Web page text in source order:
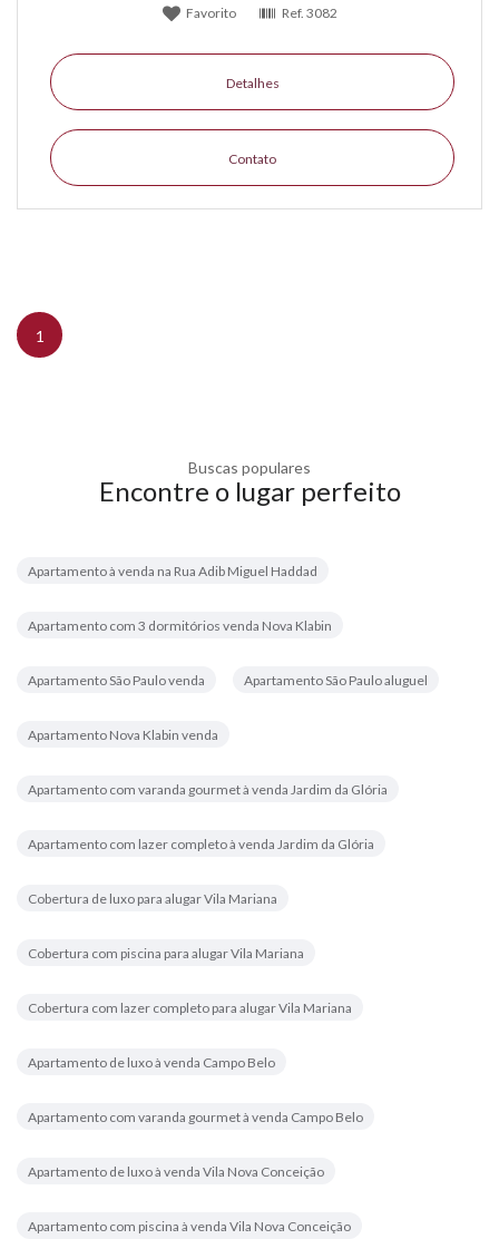
Favorito Ref. 3082
Detalhes
Contato
1
Buscas populares
Encontre o lugar perfeito
Apartamento à venda na Rua Adib Miguel Haddad
Apartamento com 3 dormitórios venda Nova Klabin
Apartamento São Paulo venda Apartamento São Paulo aluguel
Apartamento Nova Klabin venda
Apartamento com varanda gourmet à venda Jardim da Glória
Apartamento com lazer completo à venda Jardim da Glória
Cobertura de luxo para alugar Vila Mariana
Cobertura com piscina para alugar Vila Mariana
Cobertura com lazer completo para alugar Vila Mariana
Apartamento de luxo à venda Campo Belo
Apartamento com varanda gourmet à venda Campo Belo
Apartamento de luxo à venda Vila Nova Conceição
Apartamento com piscina à venda Vila Nova Conceição